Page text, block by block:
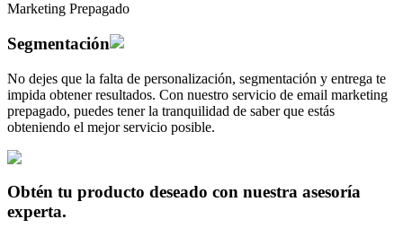
Marketing Prepagado
Segmentación
No dejes que la falta de personalización, segmentación y entrega te
impida obtener resultados. Con nuestro servicio de email marketing
prepagado, puedes tener la tranquilidad de saber que estás
obteniendo el mejor servicio posible.
Obtén tu producto deseado con nuestra asesoría
experta.